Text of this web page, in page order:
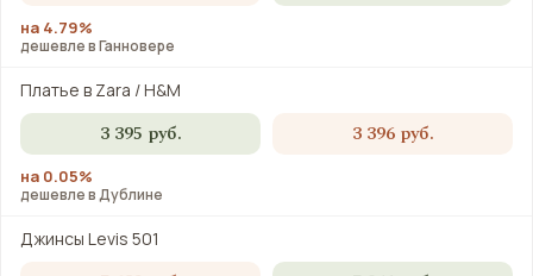
на 4.79%
дешевле в Ганновере
Платье в Zara / H&M
3 395 руб. 3 396 руб.
на 0.05%
дешевле в Дублине
Джинсы Levis 501